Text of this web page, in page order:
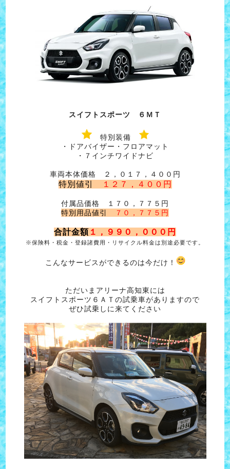
スイフトスポーツ ６ＭＴ
特別装備
・ドアバイザー・フロアマット
・７インチワイドナビ
車両本体価格 ２，０１７，４００円
特別値引 １２７，４００円
付属品価格 １７０，７７５円
特別用品値引
７０，７７５円
合計金額 １，９９０，０００円
※保険料・税金・登録諸費用・リサイクル料金は別途必要です。
こんなサービスができるのは今だけ！
ただいまアリーナ高知東には
スイフトスポーツ６ＡＴの試乗車がありますので
ぜひ試乗しに来てください